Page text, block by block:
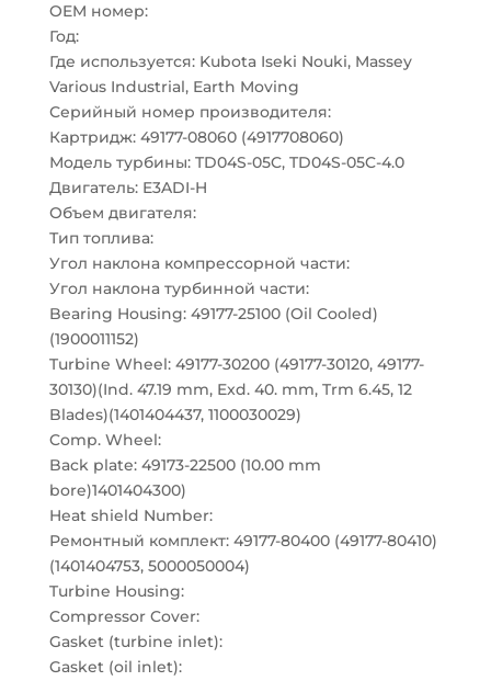
OEM номер:
Год:
Где используется: Kubota Iseki Nouki, Massey
Various Industrial, Earth Moving
Серийный номер производителя:
Картридж: 49177-08060 (4917708060)
Модель турбины: TD04S-05C, TD04S-05C-4.0
Двигатель: E3ADI-H
Объем двигателя:
Тип топлива:
Угол наклона компрессорной части:
Угол наклона турбинной части:
Bearing Housing: 49177-25100 (Oil Cooled)
(1900011152)
Turbine Wheel: 49177-30200 (49177-30120, 49177-
30130)(Ind. 47.19 mm, Exd. 40. mm, Trm 6.45, 12
Blades)(1401404437, 1100030029)
Comp. Wheel:
Back plate: 49173-22500 (10.00 mm
bore)1401404300)
Heat shield Number:
Ремонтный комплект: 49177-80400 (49177-80410)
(1401404753, 5000050004)
Turbine Housing:
Compressor Cover:
Gasket (turbine inlet):
Gasket (oil inlet):